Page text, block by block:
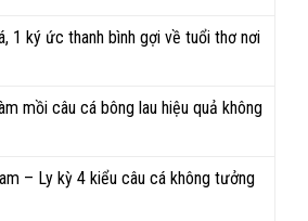
1 ký ức thanh bình gợi về tuổi thơ nơi
mồi câu cá bông lau hiệu quả không
– Ly kỳ 4 kiểu câu cá không tưởng